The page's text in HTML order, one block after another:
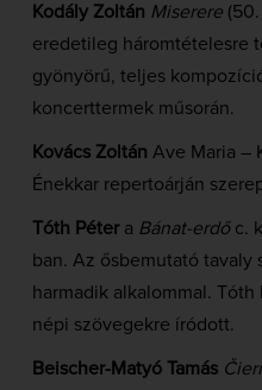
Kodály Zoltán Miserere
eredetileg háromtételesre
gyönyörű, teljes
koncerttermek műsorán.
Kovács Zoltán Ave Maria –
Énekkar repertoárján
Tóth Pétera Bánat-erdőc.
ban. Az ősbemutató tavaly
harmadik alkalommal.
népi szövegekre íródott.
Beischer-Matyó Tamás